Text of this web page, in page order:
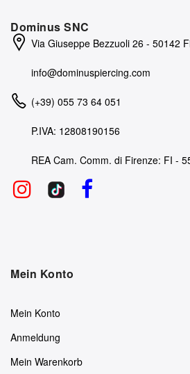
Dominus SNC
Via Giuseppe Bezzuoli 26 - 50142
info@dominuspiercing.com
(+39) 055 73 64 051
P.IVA: 12808190156
REA Cam. Comm. di Firenze: FI -
Mein Konto
Mein Konto
Anmeldung
Mein Warenkorb